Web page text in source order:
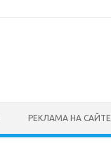
РЕКЛАМА НА САЙТЕ